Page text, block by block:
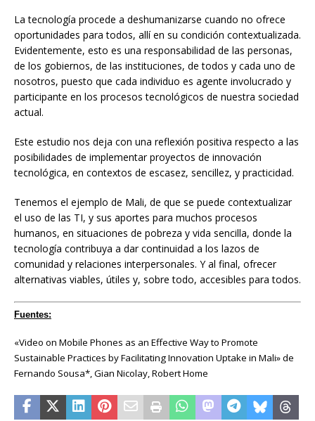
La tecnología procede a deshumanizarse cuando no ofrece
oportunidades para todos, allí en su condición contextualizada.
Evidentemente, esto es una responsabilidad de las personas,
de los gobiernos, de las instituciones, de todos y cada uno de
nosotros, puesto que cada individuo es agente involucrado y
participante en los procesos tecnológicos de nuestra sociedad
actual.
Este estudio nos deja con una reflexión positiva respecto a las
posibilidades de implementar proyectos de innovación
tecnológica, en contextos de escasez, sencillez, y practicidad.
Tenemos el ejemplo de Mali, de que se puede contextualizar
el uso de las TI, y sus aportes para muchos procesos
humanos, en situaciones de pobreza y vida sencilla, donde la
tecnología contribuya a dar continuidad a los lazos de
comunidad y relaciones interpersonales. Y al final, ofrecer
alternativas viables, útiles y, sobre todo, accesibles para todos.
Fuentes:
«Video on Mobile Phones as an Effective Way to Promote
Sustainable Practices by Facilitating Innovation Uptake in Mali» de
Fernando Sousa*, Gian Nicolay, Robert Home